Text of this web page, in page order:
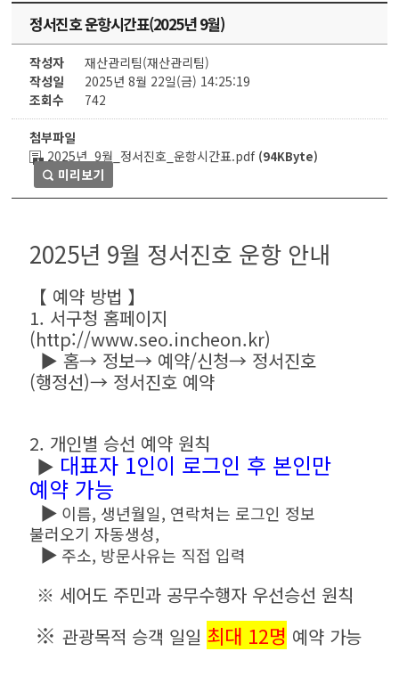
정서진호 운항시간표(2025년 9월)
작성자
재산관리팀(재산관리팀)
작성일
2025년 8월 22일(금) 14:25:19
조회수
742
첨부파일
2025년_9월_정서진호_운항시간표.pdf (94KByte)
미리보기
2025년 9월 정서진호 운항 안내
【 예약 방법 】
1. 서구청 홈페이지
(http://www.seo.incheon.kr)
▶ 홈→ 정보→ 예약/신청→ 정서진호
(행정선)→ 정서진호 예약
2. 개인별 승선 예약 원칙
▶ 대표자 1인이 로그인 후 본인만
예약 가능
▶ 이름, 생년월일, 연락처는 로그인 정보
불러오기 자동생성,
▶ 주소, 방문사유는 직접 입력
※ 세어도 주민과 공무수행자 우선승선 원칙
※관광목적 승객 일일 최대 12명 예약 가능